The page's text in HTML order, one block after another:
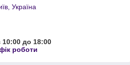
Україна
10:00 до 18:00
роботи